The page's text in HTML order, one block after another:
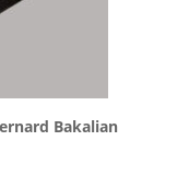
Bakalian